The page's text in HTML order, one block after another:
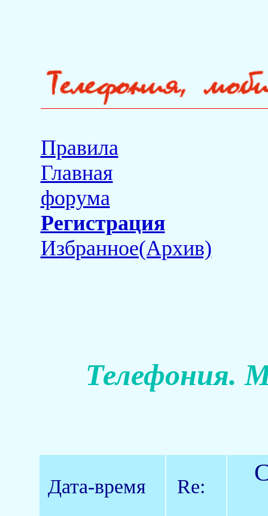
Правила
Главная
форума
Регистрация
Избранное(Архив)
Телефония.
Дата-время Re: